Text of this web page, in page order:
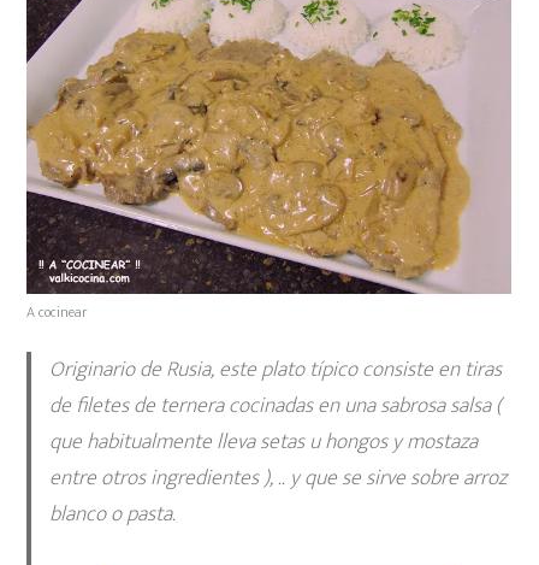
A cocinear
Originario de Rusia, este plato típico consiste en tiras
de filetes de ternera cocinadas en una sabrosa salsa (
que habitualmente lleva setas u hongos y mostaza
entre otros ingredientes ), .. y que se sirve sobre arroz
blanco o pasta.